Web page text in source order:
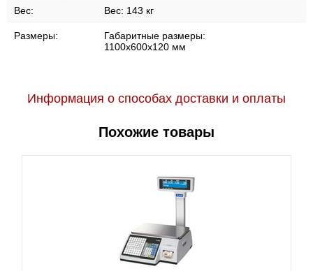
Вес: Вес: 143 кг
Размеры:
Габаритные размеры:
1100х600х120 мм
Информация о способах доставки и оплаты
Похожие товары